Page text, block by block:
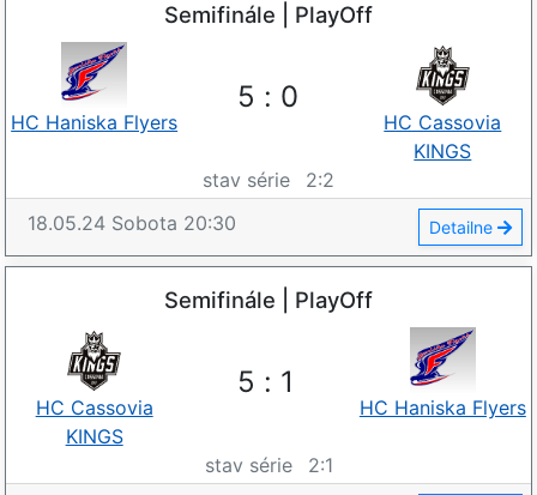
Semifinále | PlayOff
5 : 0
HC Haniska Flyers
HC Cassovia
KINGS
stav série
2:2
18.05.24 Sobota 20:30 Detailne
Semifinále | PlayOff
5 : 1
HC Cassovia
KINGS
HC Haniska Flyers
stav série 2:1